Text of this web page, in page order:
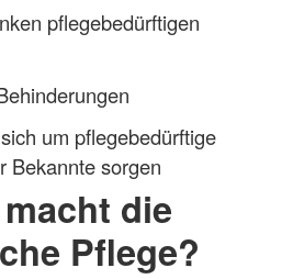
pflegebedürftigen
um pflegebedürftige
Bekannte sorgen
die
Pflege?